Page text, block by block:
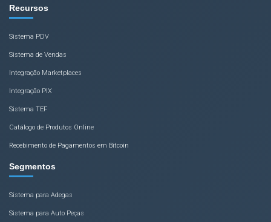
Recursos
Sistema PDV
Sistema de Vendas
Integração Marketplaces
Integração PIX
Sistema TEF
Catálogo de Produtos Online
Recebimento de Pagamentos em Bitcoin
Segmentos
Sistema para Adegas
Sistema para Auto Peças